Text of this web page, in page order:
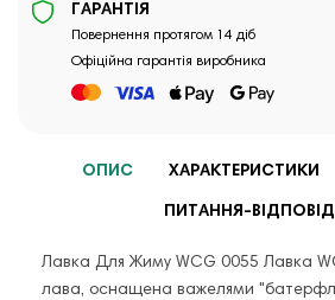
ГАРАНТІЯ
Повернення протягом 14 діб
Офіційна гарантія виробника
ОПИС ХАРАКТЕРИСТИКИ
ПИТАННЯ-
Лавка Для Жиму WCG 0055 Лавка
лава, оснащена важелями